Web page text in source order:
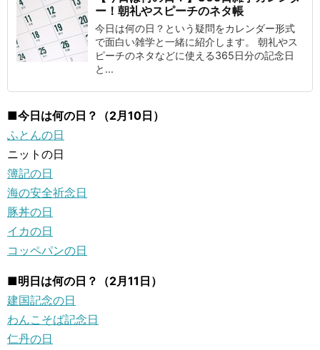
ー！朝礼やスピーチのネタ帳
今日は何の日？という疑問をカレンダー形式
で面白い雑学と一緒に紹介します。 朝礼やス
ピーチのネタなどに使える365日分の記念日
と...
■今日は何の日？（2月10日）
ふとんの日
ニットの日
簿記の日
海の安全祈念日
豚丼の日
イカの日
コッペパンの日
■明日は何の日？（2月11日）
建国記念の日
わんこそば記念日
仁丹の日